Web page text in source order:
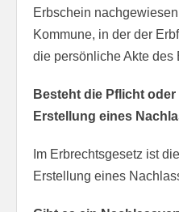
Erbschein
Kommune, in der der
die persönliche Akte des
Besteht die Pflicht
Erstellung eines
Im Erbrechtsgesetz ist
Erstellung eines